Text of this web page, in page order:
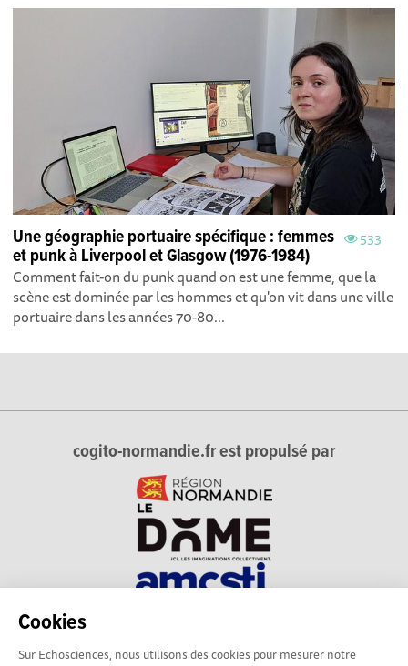
Cookies
Sur Echosciences, nous utilisons des cookies pour mesurer notre
533
Une géographie portuaire spécifique : femmes
et punk à Liverpool et Glasgow (1976-1984)
Comment fait-on du punk quand on est une femme, que la
scène est dominée par les hommes et qu'on vit dans une ville
portuaire dans les années 70-80...
cogito-normandie.fr est propulsé par
technique et du dialogue science-société en Normandie.